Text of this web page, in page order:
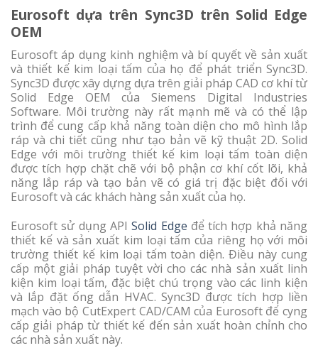
Eurosoft dựa trên Sync3D trên Solid Edge
OEM
Eurosoft áp dụng kinh nghiệm và bí quyết về sản xuất
và thiết kế kim loại tấm của họ để phát triển Sync3D.
Sync3D được xây dựng dựa trên giải pháp CAD cơ khí từ
Solid Edge OEM của Siemens Digital Industries
Software. Môi trường này rất mạnh mẽ và có thể lập
trình để cung cấp khả năng toàn diện cho mô hình lắp
ráp và chi tiết cũng như tạo bản vẽ kỹ thuật 2D. Solid
Edge với môi trường thiết kế kim loại tấm toàn diện
được tích hợp chặt chẽ với bộ phận cơ khí cốt lõi, khả
năng lắp ráp và tạo bản vẽ có giá trị đặc biệt đối với
Eurosoft và các khách hàng sản xuất của họ.
Eurosoft sử dụng APISolid Edge để tích hợp khả năng
thiết kế và sản xuất kim loại tấm của riêng họ với môi
trường thiết kế kim loại tấm toàn diện. Điều này cung
cấp một giải pháp tuyệt vời cho các nhà sản xuất linh
kiện kim loại tấm, đặc biệt chú trọng vào các linh kiện
và lắp đặt ống dẫn HVAC. Sync3D được tích hợp liền
mạch vào bộ CutExpert CAD/CAM của Eurosoft để cyng
cấp giải pháp từ thiết kế đến sản xuất hoàn chỉnh cho
các nhà sản xuất này.